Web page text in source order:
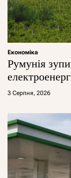
Економіка
Румунія
3 Серпня, 2026